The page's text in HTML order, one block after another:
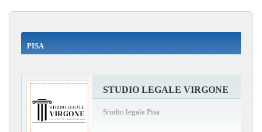
PISA
STUDIO LEGALE VIRGONE
Studio legale Pisa